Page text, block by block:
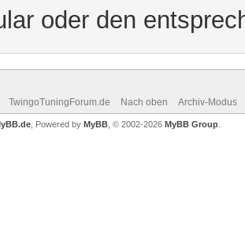
oder den
TwingoTuningForum.de Nach oben Archiv-Modus
, Powered by MyBB , © 2002-2026 MyBB Group